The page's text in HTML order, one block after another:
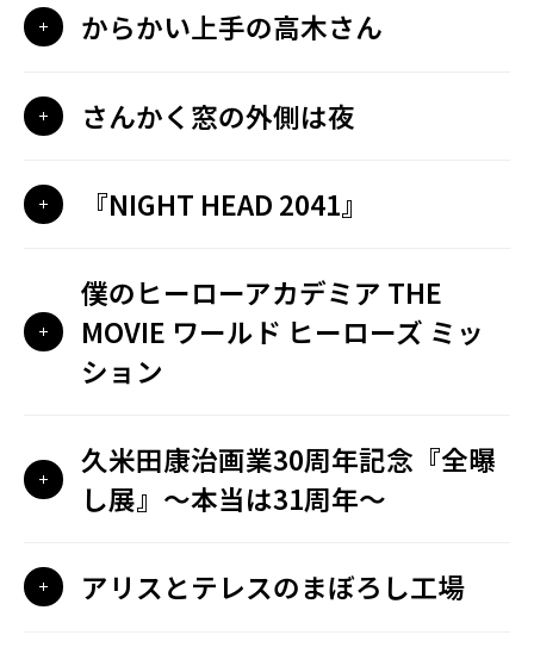
からかい上手の高木さん
さんかく窓の外側は夜
『NIGHT HEAD 2041』
僕のヒーローアカデミア THE
MOVIE ワールド ヒーローズ ミッ
ション
久米田康治画業30周年記念『全曝
し展』〜本当は31周年〜
アリスとテレスのまぼろし工場